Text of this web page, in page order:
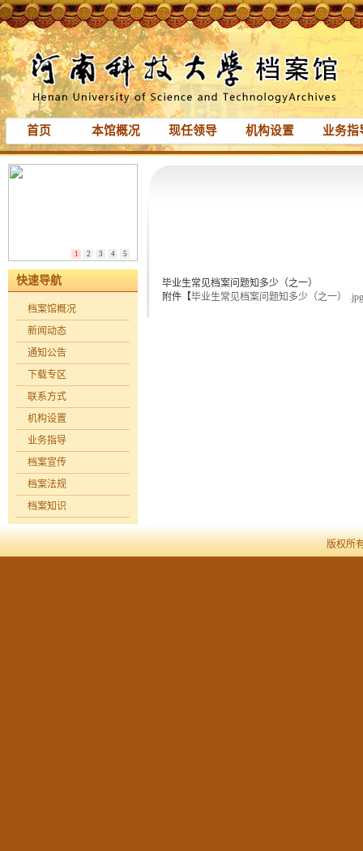
首页 本馆概况 现任领导 机构设置 业务
1 2 3 4 5
快速导航
档案馆概况
新闻动态
通知公告
下载专区
联系方式
机构设置
业务指导
档案宣传
档案法规
档案知识
毕业生常见档案问题知多少（之一）
附件【毕业生常见档案问题知多少（之一） .jpg
版权所